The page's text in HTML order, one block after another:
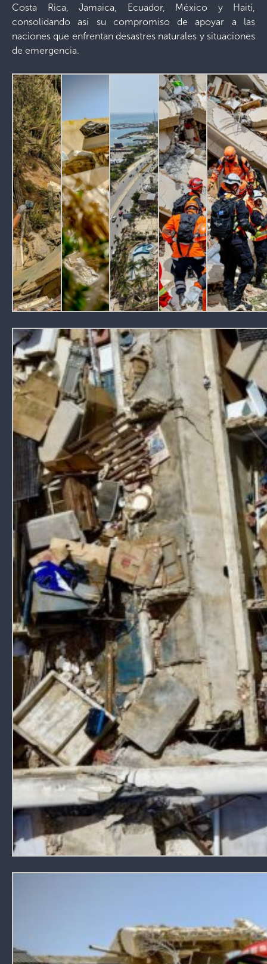
Costa Rica, Jamaica, Ecuador, México y Haití,
consolidando así su compromiso de apoyar a las
naciones que enfrentan desastres naturales y situaciones
de emergencia.